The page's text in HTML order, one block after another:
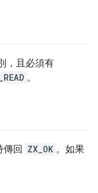
，且必須有
。
傳回 ZX_OK 。如果